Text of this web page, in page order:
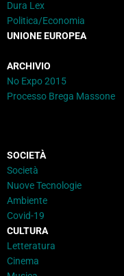
Dura Lex
Politica/Economia
UNIONE EUROPEA
ARCHIVIO
No Expo 2015
Processo Brega Massone
SOCIETÀ
Società
Nuove Tecnologie
Ambiente
Covid-19
CULTURA
Letteratura
Cinema